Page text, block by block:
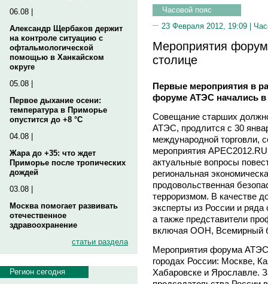
06.08 |
Александр Щербаков держит
на контроле ситуацию с
офтальмологической
помощью в Ханкайском
округе
05.08 |
Первое дыхание осени:
температура в Приморье
опустится до +8 °C
04.08 |
Жара до +35: что ждет
Приморье после тропических
дождей
03.08 |
Москва помогает развивать
отечественное
здравоохранение
статьи раздела
Регион сегодня
Часовой пояс
23 Февраля 2012, 19:09 |
Мероприятия
столице
Первые мероприятия в
форуме АТЭС начались в
Совещание старших
АТЭС, продлится с 30
международной торговли,
мероприятия
актуальные вопросы
региональная
продовольственная
терроризмом. В качестве
эксперты из России и ряда
а также представители
включая ООН, Всемирный
Мероприятия форума АТЭС
городах России: Москве,
Хабаровске и Ярославле.